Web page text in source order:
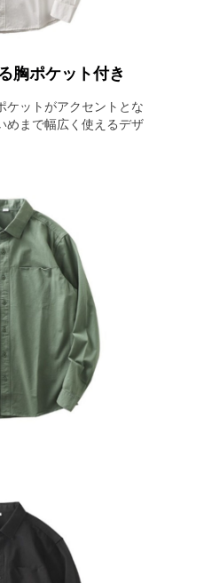
胸ポケット付き
ケットがアクセントとな
めまで幅広く使えるデザ